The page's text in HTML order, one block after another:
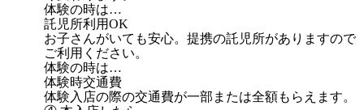
体験の時は…
託児所利用OK
お子さんがいても安心。提携の託児所がありますので
ご利用ください。
体験の時は…
体験時交通費
体験入店の際の交通費が一部または全額もらえます。